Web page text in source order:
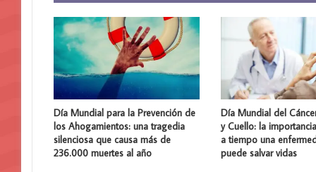
Día Mundial para la Prevención de
los Ahogamientos: una tragedia
silenciosa que causa más de
236.000 muertes al año
Día Mundial del
y Cuello: la
a tiempo una
puede salvar vidas